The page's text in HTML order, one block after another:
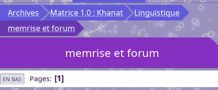
Archives
Matrice 1.0 : Khanat
Linguistique
memrise et forum
memrise et forum
EN BAS Pages 1